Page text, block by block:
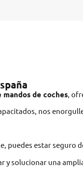
de coches,
nos
puedes estar seguro
solucionar una